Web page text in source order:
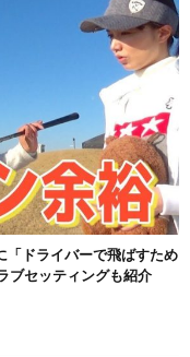
「ドライバーで飛ばすため
ブセッティングも紹介